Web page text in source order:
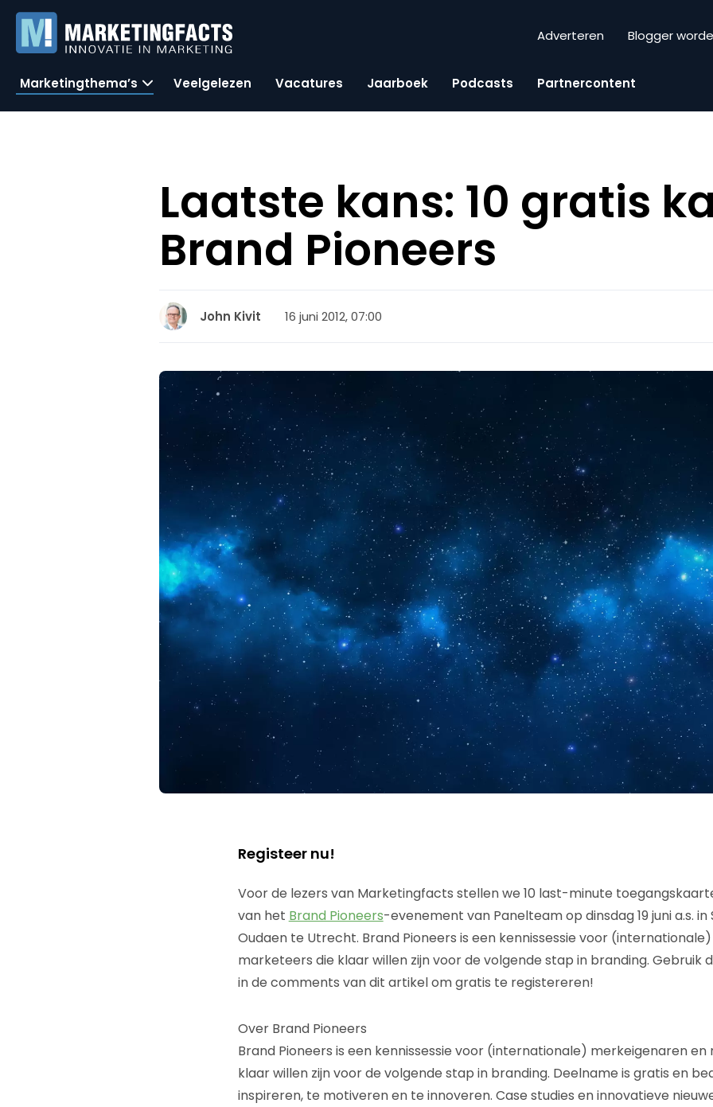
Adverteren Blogger
Marketingthema’s Veelgelezen Vacatures Jaarboek Podcasts Partnercontent
Laatste kans: 10 gratis
Brand Pioneers
John Kivit 16 juni 2012, 07:00
Registeer nu!
Voor de lezers van Marketingfacts stellen we 10 last-minute
van het Brand Pioneers-evenement van Panelteam op dinsdag 19 juni a.s.
Oudaen te Utrecht. Brand Pioneers is een kennissessie voor
marketeers die klaar willen zijn voor de volgende stap in branding. Gebruik
in de comments van dit artikel om gratis te registereren!
Over Brand Pioneers
Brand Pioneers is een kennissessie voor (internationale) merkeigenaren
klaar willen zijn voor de volgende stap in branding. Deelname is gratis en
inspireren, te motiveren en te innoveren. Case studies en innovatieve